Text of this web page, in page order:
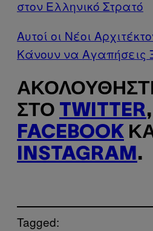
στον Ελληνικό Στρατό
Αυτοί οι Νέοι
Κάνουν να Αγαπήσεις
ΣΤΟ TWITTER,
FACEBOOK
INSTAGRAM .
Tagged: